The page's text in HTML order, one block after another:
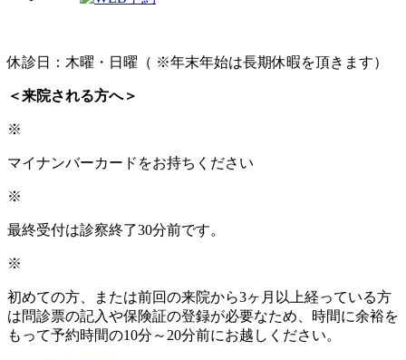
休診日：木曜・日曜（ ※年末年始は長期休暇を頂きます）
＜来院される方へ＞
※
マイナンバーカードをお持ちください
※
最終受付は診察終了30分前です。
※
初めての方、または前回の来院から3ヶ月以上経っている方
は問診票の記入や保険証の登録が必要なため、時間に余裕を
もって予約時間の10分～20分前にお越しください。